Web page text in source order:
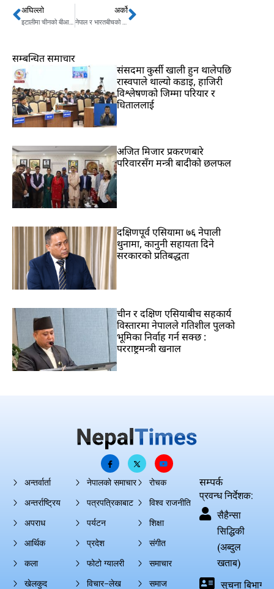
Prev
अघिल्लो अर्कोNext
सम्बन्धित समाचार
संसदमा कुर्सी खाली हुन थालेपछि
रास्वपाले थाल्यो कडाइ, हाजिरी
विश्लेषणको जिम्मा परियार र
धिताललाई
अजित मिजार प्रकरणबारे
परिवारसँग मन्त्री बादीको छलफल
दक्षिणपूर्व एसियामा ७६ नेपाली
थुनामा, कानुनी सहायता दिने
सरकारको प्रतिबद्धता
चीन र दक्षिण एसियाबीच सहकार्य
विस्तारमा नेपालले गतिशील पुलको
भूमिका निर्वाह गर्न सक्छ :
परराष्ट्रमन्त्री खनाल
अन्तर्वार्ता
अन्तर्राष्ट्रिय
अपराध
आर्थिक
कला
खेलकुद
नेपालको समाचार
पत्रपत्रिकाबाट
पर्यटन
प्रदेश
फोटो ग्यालरी
विचार–लेख
रोचक
विश्व राजनीति
शिक्षा
संगीत
समाचार
समाज
सम्पर्क
प्रवन्ध निर्देशक:
सैहैन्सा
सिद्धिकी
(अब्दुल
खताब)
सुचना बिभाग